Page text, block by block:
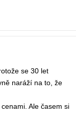
se 30 let
naráží na to, že
Ale časem si